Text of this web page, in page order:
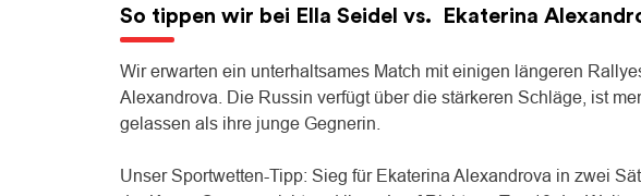
So tippen wir bei Ella Seidel vs. Ekaterina
Wir erwarten ein unterhaltsames Match mit einigen längeren
Alexandrova. Die Russin verfügt über die stärkeren Schläge, ist
gelassen als ihre junge Gegnerin.
Unser Sportwetten-Tipp: Sieg für Ekaterina Alexandrova in zwei